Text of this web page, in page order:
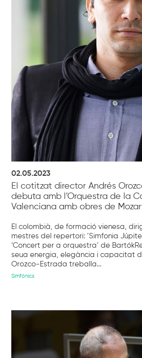
02.05.2023
El cotitzat director Andrés
debuta amb l’Orquestra de la
Valenciana amb obres de
El colombià, de formació vienesa,
mestres del repertori: ‘Simfonia
‘Concert per a orquestra’ de
seua energia, elegància i capacitat
Orozco-Estrada treballa...
Simfònics